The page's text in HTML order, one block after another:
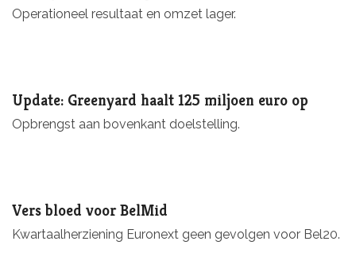
Operationeel resultaat en omzet lager.
Update: Greenyard haalt 125 miljoen euro op
Opbrengst aan bovenkant doelstelling.
Vers bloed voor BelMid
Kwartaalherziening Euronext geen gevolgen voor Bel20.